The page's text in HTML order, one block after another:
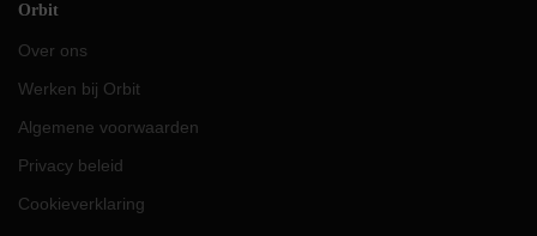
Orbit
Over ons
Werken bij Orbit
Algemene voorwaarden
Privacy beleid
Cookieverklaring